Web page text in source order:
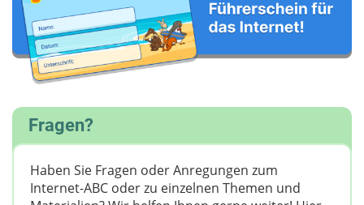
Fragen?
Haben Sie Fragen oder Anregungen zum
Internet-ABC oder zu einzelnen Themen und